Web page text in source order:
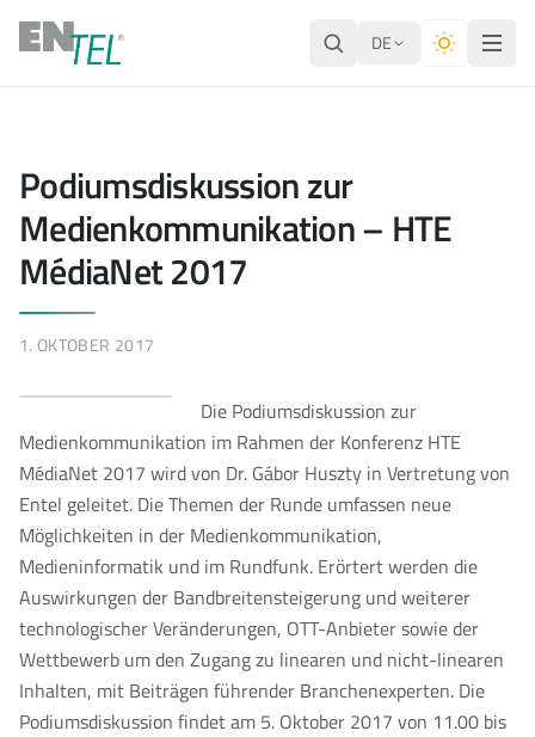
DE
Podiumsdiskussion zur
Medienkommunikation – HTE
MédiaNet 2017
1. OKTOBER 2017
Die Podiumsdiskussion zur
Medienkommunikation im Rahmen der Konferenz HTE
MédiaNet 2017 wird von Dr. Gábor Huszty in Vertretung von
Entel geleitet. Die Themen der Runde umfassen neue
Möglichkeiten in der Medienkommunikation,
Medieninformatik und im Rundfunk. Erörtert werden die
Auswirkungen der Bandbreitensteigerung und weiterer
technologischer Veränderungen, OTT-Anbieter sowie der
Wettbewerb um den Zugang zu linearen und nicht-linearen
Inhalten, mit Beiträgen führender Branchenexperten. Die
Podiumsdiskussion findet am 5. Oktober 2017 von 11.00 bis